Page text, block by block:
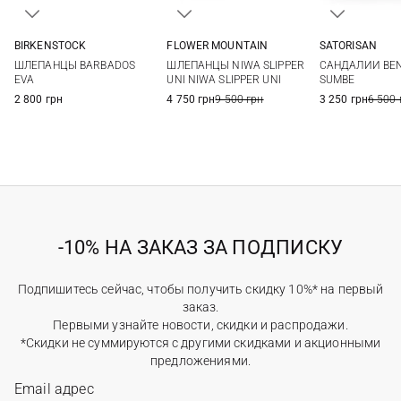
39
BIRKENSTOCK
ШЛЕПАНЦЫ BARBADOS
EVA
2 800 грн
40
41
FLOWER MOUNTAIN
ШЛЕПАНЦЫ NIWA SLIPPER
UNI NIWA SLIPPER UNI
4 750 грн9 500 грн
40
SATORISAN
САНДАЛИИ
SUMBE
3 250 грн6 500
-10% НА ЗАКАЗ ЗА ПОДПИСКУ
Подпишитесь сейчас, чтобы получить скидку 10%* на первый
заказ.
Первыми узнайте новости, скидки и распродажи.
*Скидки не суммируются с другими скидками и акционными
предложениями.